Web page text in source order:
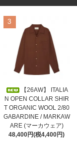
3
【26AW】 ITALIA
N OPEN COLLAR SHIR
T ORGANIC WOOL 2/80
GABARDINE / MARKAW
ARE (マーカウェア)
48,400円(税4,400円)